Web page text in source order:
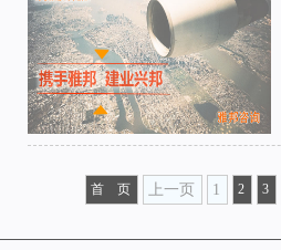
首 页 上一页 1 2 3